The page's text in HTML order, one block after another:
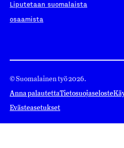
Liputetaan suomalaista
osaamista
© Suomalainen työ 2026.
Anna palautettaTietosuojaseloste
Evästeasetukset